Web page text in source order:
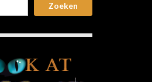
Zoeken